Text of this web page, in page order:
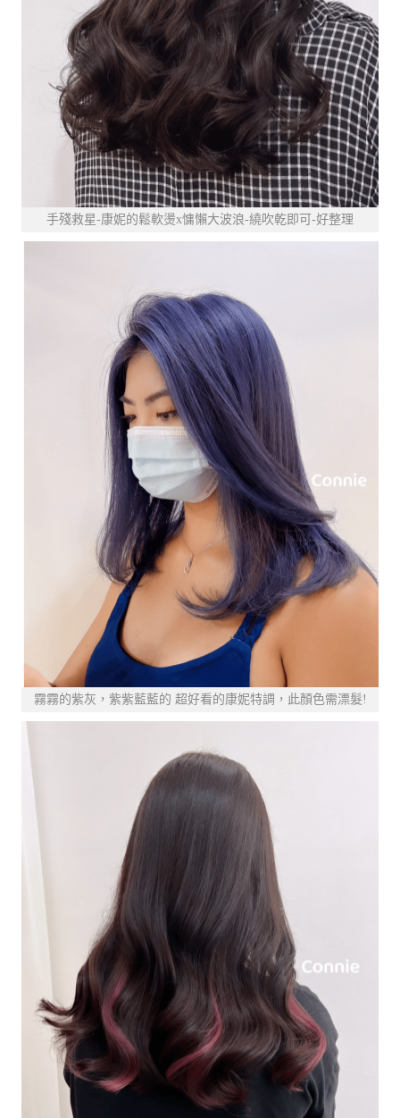
手殘救星-康妮的鬆軟燙x慵懶大波浪-繞吹乾即可-好整理
霧霧的紫灰，紫紫藍藍的 超好看的康妮特調，此顏色需漂髮!